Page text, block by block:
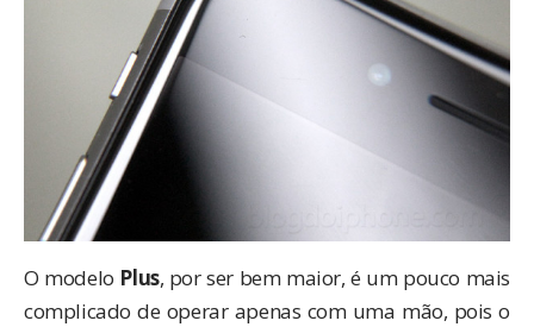
O modelo Plus, por ser bem maior, é um pouco mais
complicado de operar apenas com uma mão, pois o